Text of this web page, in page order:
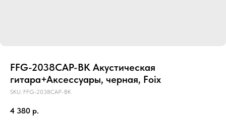
FFG-2038CAP-BK Акустическая
гитара+Аксессуары, черная, Foix
SKU: FFG-2038CAP-BK
4 380 р.